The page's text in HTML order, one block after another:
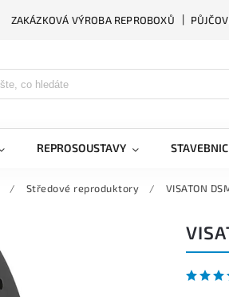
ZAKÁZKOVÁ VÝROBA REPROBOXŮ
REPROSOUSTAVY
/ Středové reproduktory / VISATON